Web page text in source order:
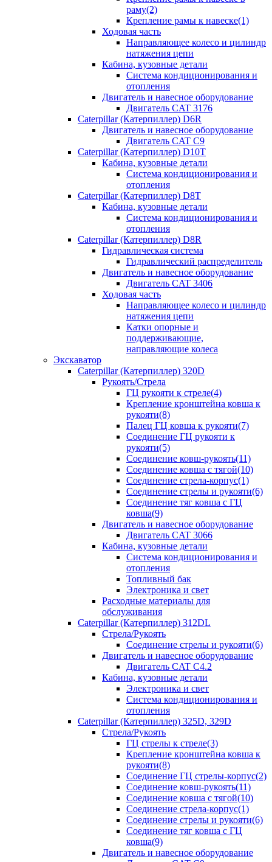
раму(2)
Крепление рамы к навеске(1)
Ходовая часть
Направляющее колесо и цилиндр
натяжения цепи
Кабина, кузовные детали
Система кондиционирования и
отопления
Двигатель и навесное оборудование
Двигатель CAT 3176
Caterpillar (Катерпиллер) D6R
Двигатель и навесное оборудование
Двигатель CAT C9
Caterpillar (Катерпиллер) D10T
Кабина, кузовные детали
Система кондиционирования и
отопления
Caterpillar (Катерпиллер) D8T
Кабина, кузовные детали
Система кондиционирования и
отопления
Caterpillar (Катерпиллер) D8R
Гидравлическая система
Гидравлический распределитель
Двигатель и навесное оборудование
Двигатель CAT 3406
Ходовая часть
Направляющее колесо и цилиндр
натяжения цепи
Катки опорные и
поддерживающие,
направляющие колеса
Экскаватор
Caterpillar (Катерпиллер) 320D
Рукоять/Стрела
ГЦ рукояти к стреле(4)
Крепление кронштейна ковша к
рукояти(8)
Палец ГЦ ковша к рукояти(7)
Соединение ГЦ рукояти к
рукояти(5)
Соединение ковш-рукоять(11)
Соединение ковша с тягой(10)
Соединение стрела-корпус(1)
Соединение стрелы и рукояти(6)
Соединение тяг ковша с ГЦ
ковша(9)
Двигатель и навесное оборудование
Двигатель CAT 3066
Кабина, кузовные детали
Система кондиционирования и
отопления
Топливный бак
Электроника и свет
Расходные материалы для
обслуживания
Caterpillar (Катерпиллер) 312DL
Стрела/Рукоять
Соединение стрелы и рукояти(6)
Двигатель и навесное оборудование
Двигатель CAT С4.2
Кабина, кузовные детали
Электроника и свет
Система кондиционирования и
отопления
Caterpillar (Катерпиллер) 325D, 329D
Стрела/Рукоять
ГЦ стрелы к стреле(3)
Крепление кронштейна ковша к
рукояти(8)
Соединение ГЦ стрелы-корпус(2)
Соединение ковш-рукоять(11)
Соединение ковша с тягой(10)
Соединение стрела-корпус(1)
Соединение стрелы и рукояти(6)
Соединение тяг ковша с ГЦ
ковша(9)
Двигатель и навесное оборудование